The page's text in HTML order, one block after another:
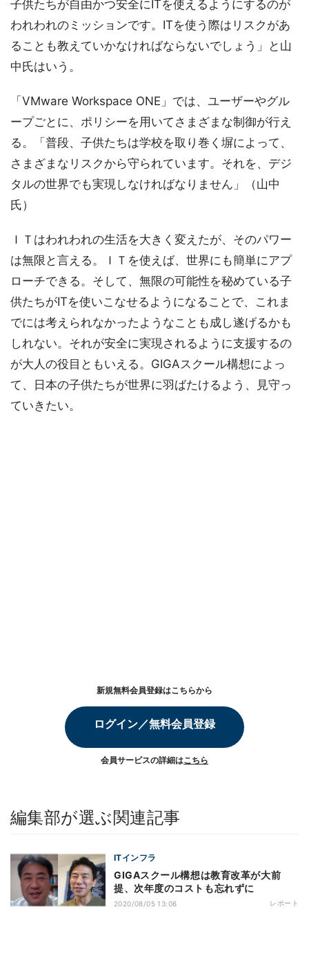
子供たちが自由かつ安全にITを使えるようにするのが
われわれのミッションです。ITを使う際はリスクがあ
ることも教えていかなければならないでしょう」と山
中氏はいう。
「VMware Workspace ONE」では、ユーザーやグル
ープごとに、ポリシーを用いてさまざまな制御が行え
る。「普段、子供たちは学校を取り巻く塀によって、
さまざまなリスクから守られています。それを、デジ
タルの世界でも実現しなければなりません」（山中
氏）
ＩＴはわれわれの生活を大きく変えたが、そのパワー
は無限と言える。ＩＴを使えば、世界にも簡単にアプ
ローチできる。そして、無限の可能性を秘めている子
供たちがITを使いこなせるようになることで、これま
でには考えられなかったようなことも成し遂げるかも
しれない。それが安全に実現されるように支援するの
が大人の役目ともいえる。GIGAスクール構想によっ
て、日本の子供たちが世界に羽ばたけるよう、見守っ
ていきたい。
新規無料会員登録はこちらから
ログイン／無料会員登録
会員サービスの詳細はこちら
編集部が選ぶ関連記事
ITインフラ
GIGAスクール構想は教育改革が大前
提、次年度のコストも忘れずに
2020/08/05 13:06 レポート